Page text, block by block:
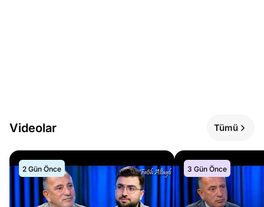
Videolar Tümü
2 Gün Önce 3 Gün Önce